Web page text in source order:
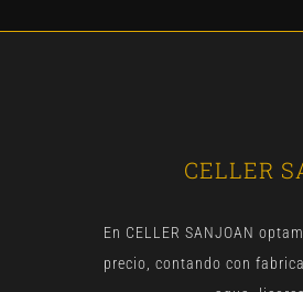
CELLER
En CELLER SANJOAN
precio, contando con